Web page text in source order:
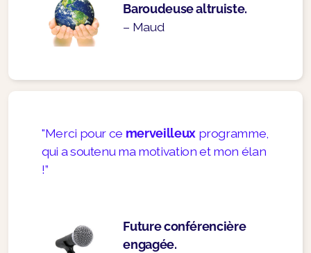
Baroudeuse altruiste.
– Maud
"Merci pour ce merveilleuxprogramme,
qui a soutenu ma motivation et mon élan
!”
Future conférencière
engagée.